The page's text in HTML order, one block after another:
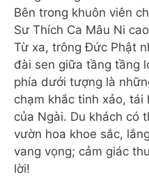
Bên trong khuôn viên
Sư Thích Ca Mâu Ni
Từ xa, trông Đức Phật
đài sen giữa tầng tầng
phía dưới tượng là
chạm khắc tinh xảo, tái
của Ngài. Du khách có
vườn hoa khoe sắc,
vang vọng; cảm giác
lời!